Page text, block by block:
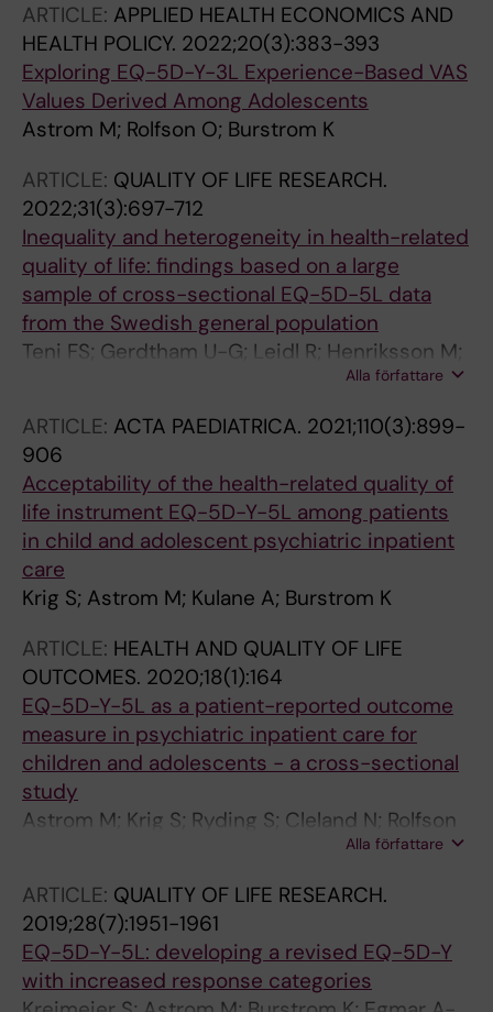
ARTICLE: APPLIED HEALTH ECONOMICS AND
HEALTH POLICY. 2022;20(3):383-393
Exploring EQ-5D-Y-3L Experience-Based VAS
Values Derived Among Adolescents
Astrom M; Rolfson O; Burstrom K
ARTICLE: QUALITY OF LIFE RESEARCH.
2022;31(3):697-712
Inequality and heterogeneity in health-related
quality of life: findings based on a large
sample of cross-sectional EQ-5D-5L data
from the Swedish general population
Teni FS; Gerdtham U-G; Leidl R; Henriksson M;
Alla författare
ARTICLE: ACTA PAEDIATRICA. 2021;110(3):899-
906
Acceptability of the health-related quality of
life instrument EQ-5D-Y-5L among patients
in child and adolescent psychiatric inpatient
care
Krig S; Astrom M; Kulane A; Burstrom K
ARTICLE: HEALTH AND QUALITY OF LIFE
OUTCOMES. 2020;18(1):164
EQ-5D-Y-5L as a patient-reported outcome
measure in psychiatric inpatient care for
children and adolescents - a cross-sectional
study
Astrom M; Krig S; Ryding S; Cleland N; Rolfson
Alla författare
ARTICLE: QUALITY OF LIFE RESEARCH.
2019;28(7):1951-1961
EQ-5D-Y-5L: developing a revised EQ-5D-Y
with increased response categories